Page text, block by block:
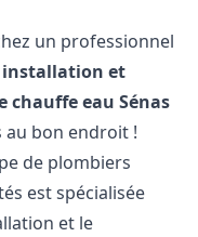
un professionnel
installation et
chauffe eau Sénas
au bon endroit !
de plombiers
est spécialisée
et le